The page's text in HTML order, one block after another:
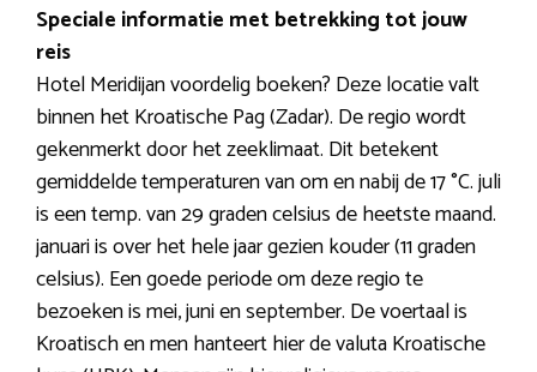
Speciale informatie met betrekking tot jouw
reis
Hotel Meridijan voordelig boeken? Deze locatie valt
binnen het Kroatische Pag (Zadar). De regio wordt
gekenmerkt door het zeeklimaat. Dit betekent
gemiddelde temperaturen van om en nabij de 17 °C. juli
is een temp. van 29 graden celsius de heetste maand.
januari is over het hele jaar gezien kouder (11 graden
celsius). Een goede periode om deze regio te
bezoeken is mei, juni en september. De voertaal is
Kroatisch en men hanteert hier de valuta Kroatische